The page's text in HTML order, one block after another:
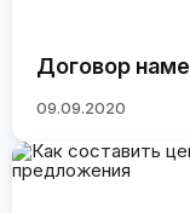
Договор
09.09.2020